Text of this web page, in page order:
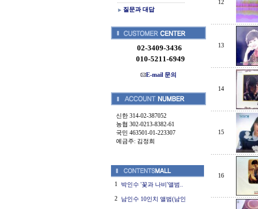
질문과 대답
02-3409-3436
010-5211-6949
E-mail 문의
신한 314-02-387052
농협 302-0213-8382-61
국민 463501-01-223307
예금주: 김정희
1 박인수 '꽃과 나비'앨범..
2 남인수 10인치 앨범(남인
12
13
14
15
16